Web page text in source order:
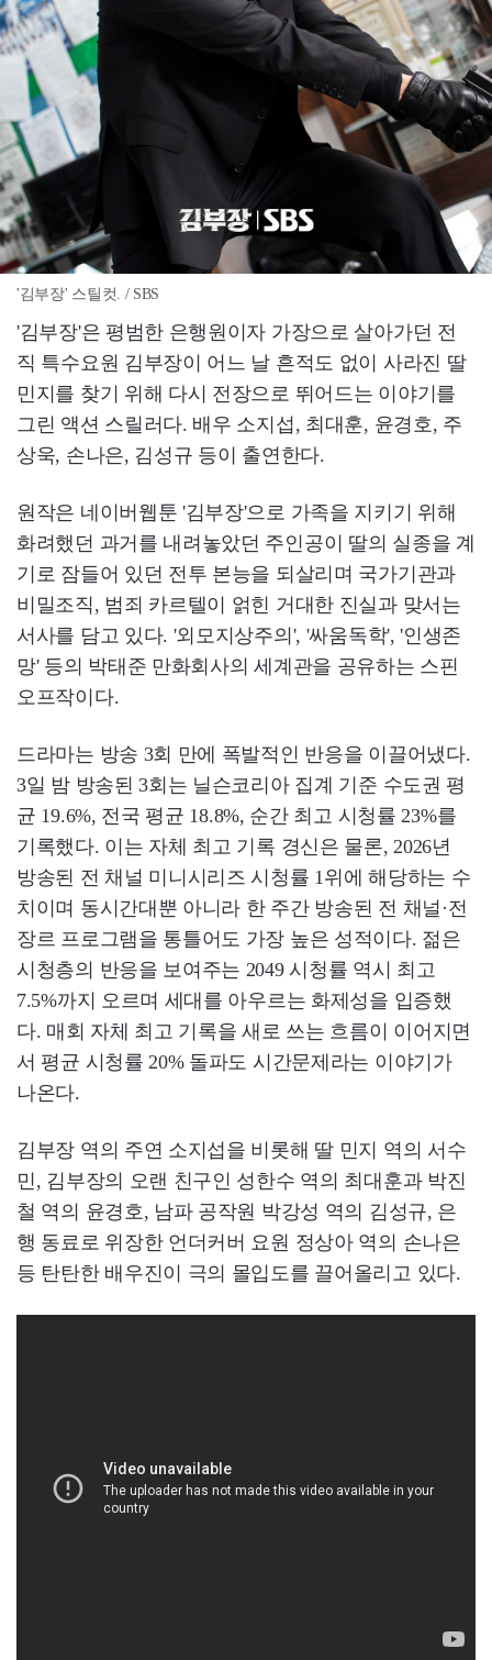
'김부장' 스틸컷. / SBS
'김부장'은 평범한 은행원이자 가장으로 살아가던 전
직 특수요원 김부장이 어느 날 흔적도 없이 사라진 딸
민지를 찾기 위해 다시 전장으로 뛰어드는 이야기를
그린 액션 스릴러다. 배우 소지섭, 최대훈, 윤경호, 주
상욱, 손나은, 김성규 등이 출연한다.
원작은 네이버웹툰 '김부장'으로 가족을 지키기 위해
화려했던 과거를 내려놓았던 주인공이 딸의 실종을 계
기로 잠들어 있던 전투 본능을 되살리며 국가기관과
비밀조직, 범죄 카르텔이 얽힌 거대한 진실과 맞서는
서사를 담고 있다. '외모지상주의', '싸움독학', '인생존
망' 등의 박태준 만화회사의 세계관을 공유하는 스핀
오프작이다.
드라마는 방송 3회 만에 폭발적인 반응을 이끌어냈다.
3일 밤 방송된 3회는 닐슨코리아 집계 기준 수도권 평
균 19.6%, 전국 평균 18.8%, 순간 최고 시청률 23%를
기록했다. 이는 자체 최고 기록 경신은 물론, 2026년
방송된 전 채널 미니시리즈 시청률 1위에 해당하는 수
치이며 동시간대뿐 아니라 한 주간 방송된 전 채널·전
장르 프로그램을 통틀어도 가장 높은 성적이다. 젊은
시청층의 반응을 보여주는 2049 시청률 역시 최고
7.5%까지 오르며 세대를 아우르는 화제성을 입증했
다. 매회 자체 최고 기록을 새로 쓰는 흐름이 이어지면
서 평균 시청률 20% 돌파도 시간문제라는 이야기가
나온다.
김부장 역의 주연 소지섭을 비롯해 딸 민지 역의 서수
민, 김부장의 오랜 친구인 성한수 역의 최대훈과 박진
철 역의 윤경호, 남파 공작원 박강성 역의 김성규, 은
행 동료로 위장한 언더커버 요원 정상아 역의 손나은
등 탄탄한 배우진이 극의 몰입도를 끌어올리고 있다.